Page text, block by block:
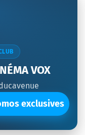
VOX
exclusives